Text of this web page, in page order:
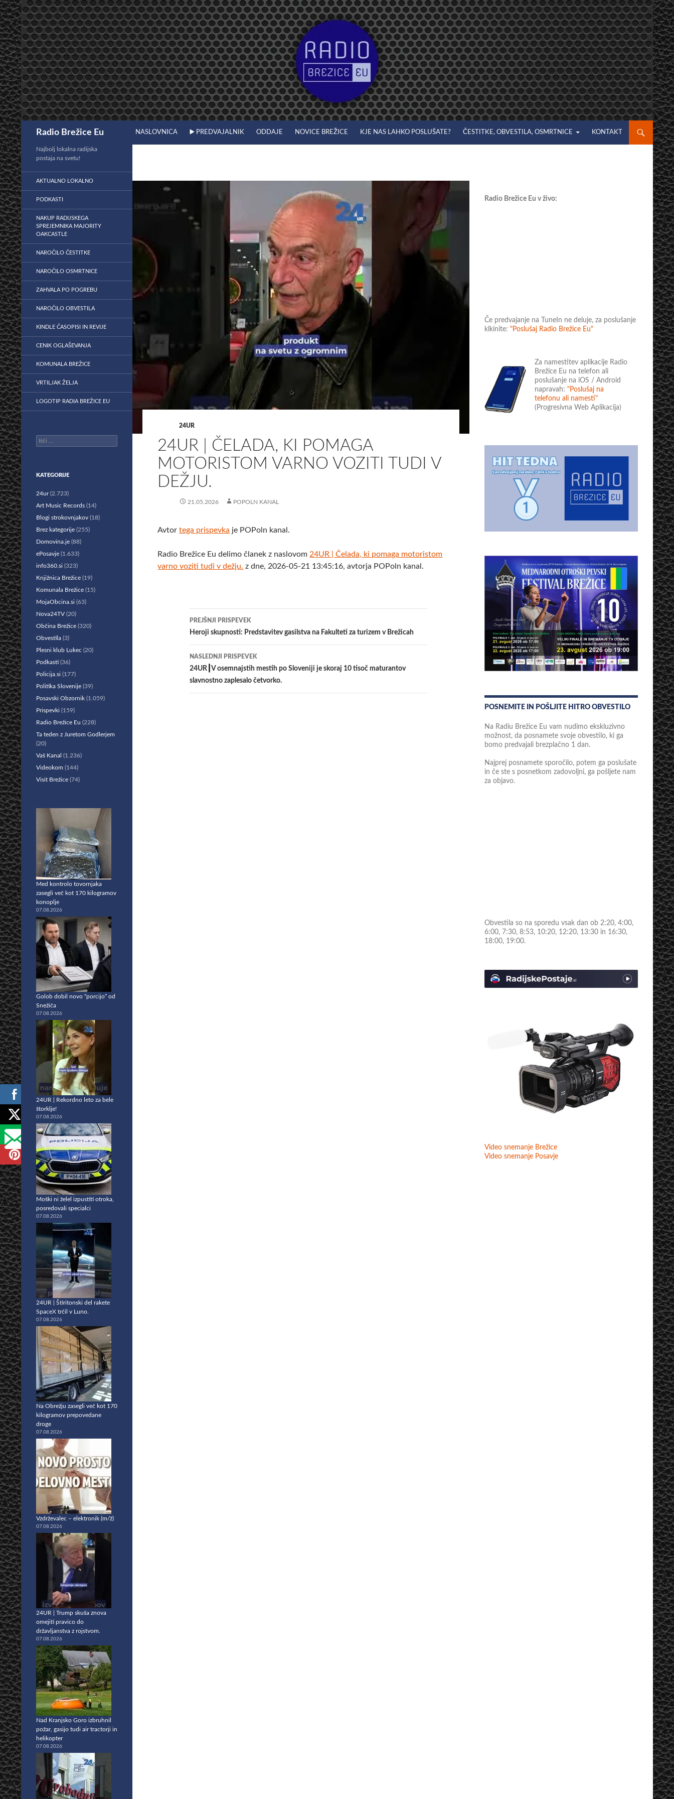
Preskoči
na
vsebino
Radio Brežice Eu NASLOVNICA ▶️ PREDVAJALNIK ODDAJE NOVICE BREŽICE KJE NAS LAHKO POSLUŠATE? ČESTITKE, OBVESTILA, OSMRTNICE KONTAKT
24UR
24UR | ČELADA, KI POMAGA
MOTORISTOM VARNO VOZITI TUDI V
DEŽJU.
21.05.2026 POPOLN KANAL
Avtortega prispevka je POPoln kanal.
Radio Brežice Eu delimo članek z naslovom 24UR | Čelada, ki pomaga motoristom
varno voziti tudi v dežju. z dne, 2026-05-21 13:45:16, avtorja POPoln kanal.
Krmarjenje
po
prispevkih
PREJŠNJI PRISPEVEK
Heroji skupnosti: Predstavitev gasilstva na Fakulteti za turizem v Brežicah
NASLEDNJI PRISPEVEK
24UR┃V osemnajstih mestih po Sloveniji je skoraj 10 tisoč maturantov
slavnostno zaplesalo četvorko.
Radio Brežice Eu v živo:
Če predvajanje na TuneIn ne deluje, za poslušanje
klkinite: "Poslušaj Radio Brežice Eu"
Za namestitev aplikacije Radio
Brežice Eu na telefon ali
poslušanje na iOS / Android
napravah: "Poslušaj na
telefonu ali namesti"
(Progresivna Web Aplikacija)
POSNEMITE IN POŠLJITE HITRO OBVESTILO
Na Radiu Brežice Eu vam nudimo ekskluzivno
možnost, da posnamete svoje obvestilo, ki ga
bomo predvajali brezplačno 1 dan.
Najprej posnamete sporočilo, potem ga poslušate
in če ste s posnetkom zadovoljni, ga pošljete nam
za objavo.
Obvestila so na sporedu vsak dan ob 2:20, 4:00,
6:00, 7:30, 8:53, 10:20, 12:20, 13:30 in 16:30,
18:00, 19:00.
Video snemanje Brežice
Video snemanje Posavje
Najbolj lokalna radijska
postaja na svetu!
AKTUALNO LOKALNO
PODKASTI
NAKUP RADIJSKEGA
SPREJEMNIKA MAJORITY
OAKCASTLE
NAROČILO ČESTITKE
NAROČILO OSMRTNICE
ZAHVALA PO POGREBU
NAROČILO OBVESTILA
KINDLE ČASOPISI IN REVIJE
CENIK OGLAŠEVANJA
KOMUNALA BREŽICE
VRTILJAK ŽELJA
LOGOTIP RADIA BREŽICE EU
Išči:
KATEGORIJE
24ur(2.723)
Art Music Records (14)
Blogi strokovnjakov (18)
Brez kategorije (255)
Domovina.je (88)
ePosavje (1.633)
info360.si (323)
Knjižnica Brežice (19)
Komunala Brežice (15)
MojaObcina.si (63)
Nova24TV (20)
Občina Brežice (320)
Obvestila (3)
Plesni klub Lukec (20)
Podkasti (36)
Policija.si (177)
Politika Slovenije (39)
Posavski Obzornik (1.059)
Prispevki (159)
Radio Brežice Eu (228)
Ta teden z Juretom Godlerjem
(20)
Vaš Kanal (1.236)
Videokom (144)
Visit Brežice (74)
Med kontrolo tovornjaka
zasegli več kot 170 kilogramov
konoplje
07.08.2026
Golob dobil novo “porcijo” od
Snežiča
07.08.2026
24UR | Rekordno leto za bele
štorklje!
07.08.2026
Moški ni želel izpustiti otroka,
posredovali specialci
07.08.2026
24UR | Štiritonski del rakete
SpaceX trčil v Luno.
07.08.2026
Na Obrežju zasegli več kot 170
kilogramov prepovedane
droge
07.08.2026
Vzdrževalec – elektronik (m/ž)
07.08.2026
24UR | Trump skuša znova
omejiti pravico do
državljanstva z rojstvom.
07.08.2026
Nad Kranjsko Goro izbruhnil
požar, gasijo tudi air tractorji in
helikopter
07.08.2026